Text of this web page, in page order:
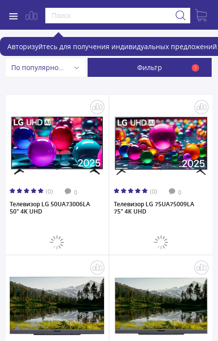
Авторизуйтесь для получения индивидуальных предложений
Телевизоры
По популярности Фильтр 1
(0) 0
Телевизор LG 50UA73006LA
50" 4K UHD
(0) 0
Телевизор LG 75UA75009LA
75" 4K UHD